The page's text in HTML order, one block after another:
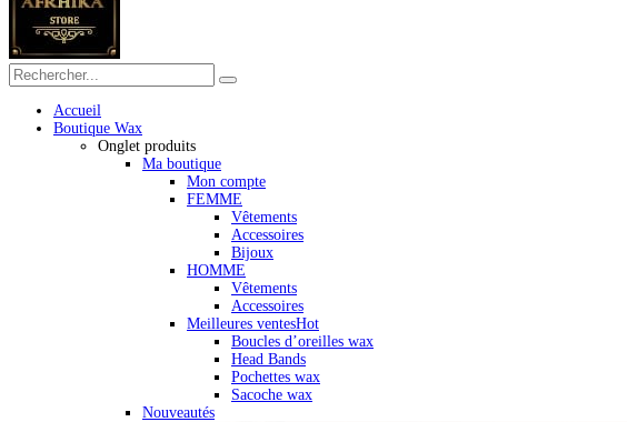
Accueil
Boutique Wax
Onglet produits
Ma boutique
Mon compte
FEMME
Vêtements
Accessoires
Bijoux
HOMME
Vêtements
Accessoires
Meilleures ventesHot
Boucles d’oreilles wax
Head Bands
Pochettes wax
Sacoche wax
Nouveautés